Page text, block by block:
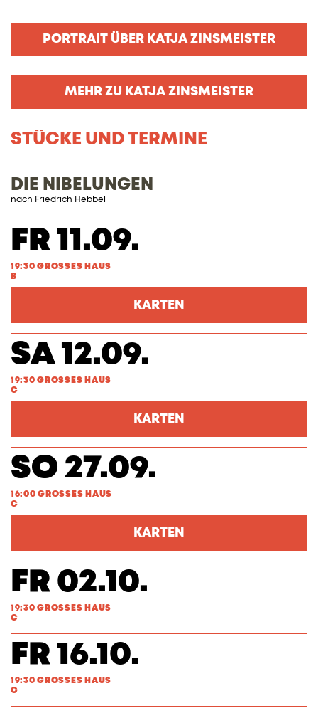
PORTRAIT ÜBER KATJA ZINSMEISTER
MEHR ZU KATJA ZINSMEISTER
STÜCKE UND TERMINE
DIE NIBELUNGEN
nach Friedrich Hebbel
FR 11.09.
19:30 GROSSES HAUS
B
KARTEN
SA 12.09.
19:30 GROSSES HAUS
C
KARTEN
SO 27.09.
16:00 GROSSES HAUS
C
KARTEN
FR 02.10.
19:30 GROSSES HAUS
C
FR 16.10.
19:30 GROSSES HAUS
C